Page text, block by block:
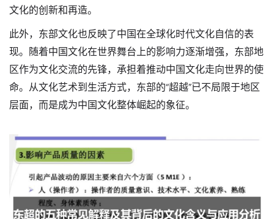
文化的创新和再造。
此外，东部文化也反映了中国在全球化时代文化自信的表
现。随着中国文化在世界舞台上的影响力逐渐增强，东部地
区作为文化交流的先锋，承担着推动中国文化走向世界的使
命。从文化艺术到生活方式，东部的“超越”已不局限于地区
层面，而是成为中国文化整体崛起的象征。